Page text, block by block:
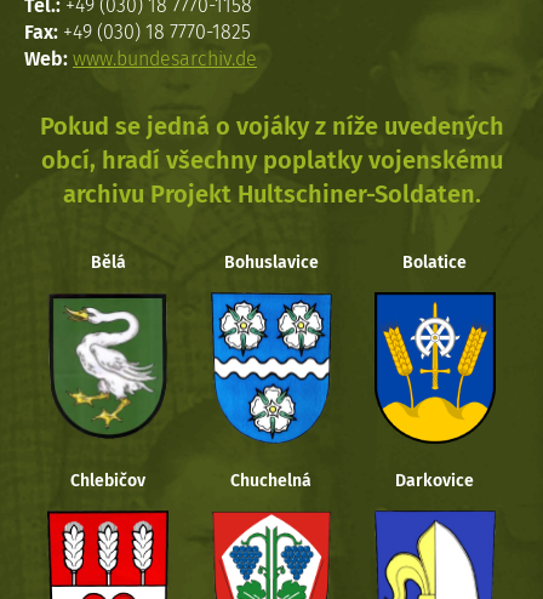
Tel.: +49 (030) 18 7770-1158
Fax: +49 (030) 18 7770-1825
Web: www.bundesarchiv.de
Pokud se jedná o vojáky z níže uvedených
obcí, hradí všechny poplatky vojenskému
archivu Projekt Hultschiner-Soldaten.
Bělá Bohuslavice Bolatice
Chlebičov Chuchelná Darkovice